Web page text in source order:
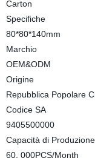
Carton
Specifiche
80*80*140mm
Marchio
OEM&ODM
Origine
Repubblica Popolare
Codice SA
9405500000
Capacità di Produzione
60, 000PCS/Month